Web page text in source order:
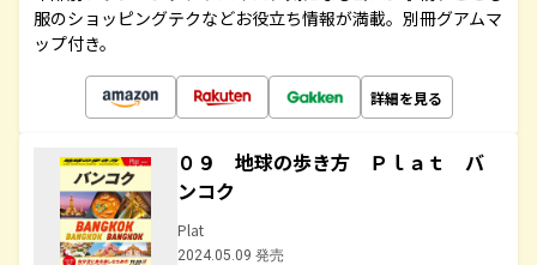
服のショッピングテクなどお役立ち情報が満載。別冊グアムマ
ップ付き。
詳細を見る
０９ 地球の歩き方 Ｐｌａｔ バ
ンコク
Plat
2024.05.09 発売